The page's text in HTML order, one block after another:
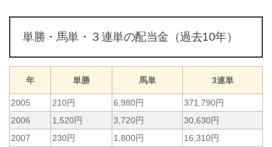
単勝・馬単・３連単の配当金（過去10年）
年 単勝 馬単 3連単
2005 210円 6,980円
371,790円
2006
1,520円 3,720円
30,630円
2007
230円 1,800円
16,310円